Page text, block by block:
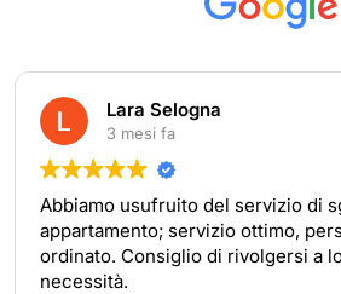
Lara Selogna
3 mesi fa
Abbiamo usufruito del servizio di
appartamento; servizio ottimo,
ordinato. Consiglio di rivolgersi a
necessità.